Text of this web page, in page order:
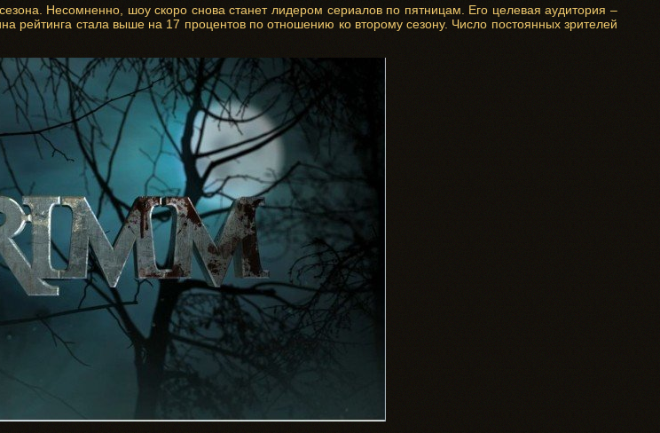
Несомненно, шоу скоро снова станет лидером сериалов по пятницам. Его целевая аудитория –
рейтинга стала выше на 17 процентов по отношению ко второму сезону. Число постоянных зрителей